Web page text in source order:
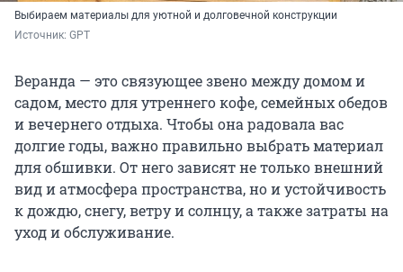
Выбираем материалы для уютной и долговечной конструкции
Источник: GPT
Веранда — это связующее звено между домом и
садом, место для утреннего кофе, семейных обедов
и вечернего отдыха. Чтобы она радовала вас
долгие годы, важно правильно выбрать материал
для обшивки. От него зависят не только внешний
вид и атмосфера пространства, но и устойчивость
к дождю, снегу, ветру и солнцу, а также затраты на
уход и обслуживание.